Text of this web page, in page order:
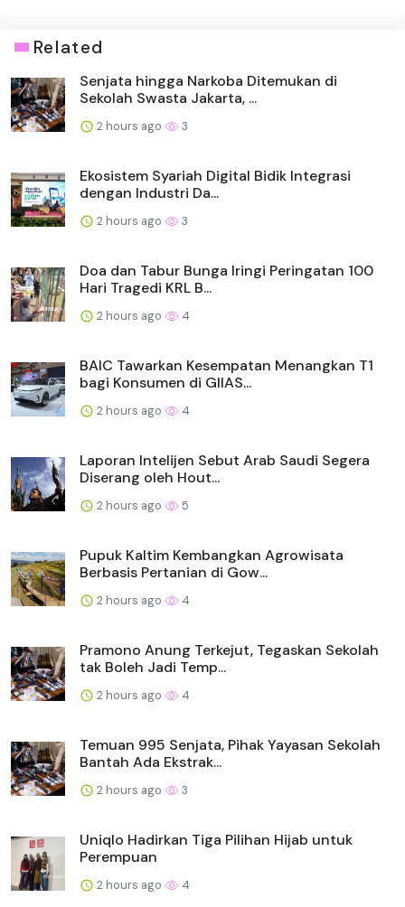
Related
Senjata hingga Narkoba Ditemukan di
Sekolah Swasta Jakarta, ...
2 hours ago 3
Ekosistem Syariah Digital Bidik Integrasi
dengan Industri Da...
2 hours ago 3
Doa dan Tabur Bunga Iringi Peringatan 100
Hari Tragedi KRL B...
2 hours ago 4
BAIC Tawarkan Kesempatan Menangkan T1
bagi Konsumen di GIIAS...
2 hours ago 4
Laporan Intelijen Sebut Arab Saudi Segera
Diserang oleh Hout...
2 hours ago 5
Pupuk Kaltim Kembangkan Agrowisata
Berbasis Pertanian di Gow...
2 hours ago 4
Pramono Anung Terkejut, Tegaskan Sekolah
tak Boleh Jadi Temp...
2 hours ago 4
Temuan 995 Senjata, Pihak Yayasan Sekolah
Bantah Ada Ekstrak...
2 hours ago 3
Uniqlo Hadirkan Tiga Pilihan Hijab untuk
Perempuan
2 hours ago 4